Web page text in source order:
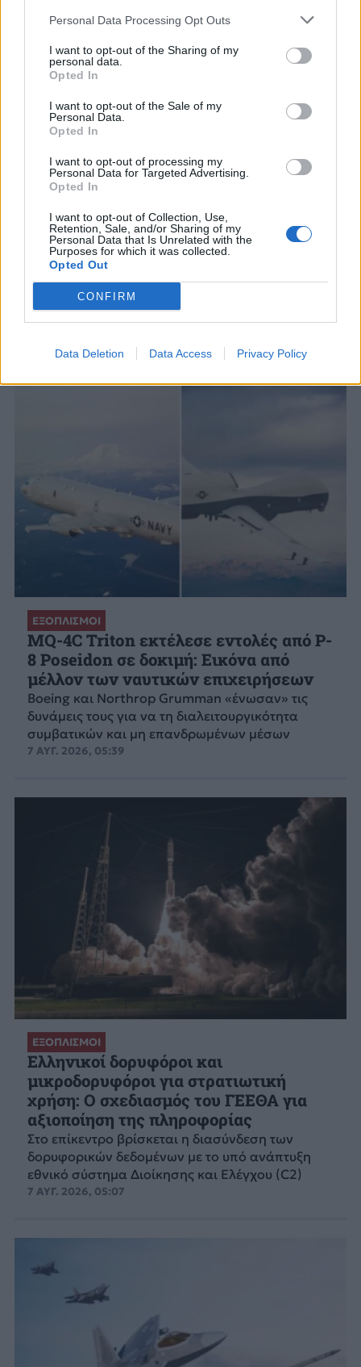
Personal Data Processing Opt Outs
I want to opt-out of the Sharing of my
personal data.
Opted In
I want to opt-out of the Sale of my
Personal Data.
Opted In
I want to opt-out of processing my
Personal Data for Targeted Advertising.
Opted In
I want to opt-out of Collection, Use,
Retention, Sale, and/or Sharing of my
Personal Data that Is Unrelated with the
Purposes for which it was collected.
Opted Out
CONFIRM
Data Deletion Data Access Privacy Policy
ΔΙΑΦΗΜΙΣΗ
ΣΧΕΤΙΚΑ ΑΡΘΡΑ
ΕΞΟΠΛΙΣΜΟΙ
MQ-4C Triton εκτέλεσε εντολές από P-
8 Poseidon σε δοκιμή: Εικόνα από
μέλλον των ναυτικών επιχειρήσεων
Boeing και Northrop Grumman «ένωσαν» τις
δυνάμεις τους για να τη διαλειτουργικότητα
συμβατικών και μη επανδρωμένων μέσων
7 ΑΥΓ. 2026, 05:39
ΕΞΟΠΛΙΣΜΟΙ
Ελληνικοί δορυφόροι και
μικροδορυφόροι για στρατιωτική
χρήση: Ο σχεδιασμός του ΓΕΕΘΑ για
αξιοποίηση της πληροφορίας
Στο επίκεντρο βρίσκεται η διασύνδεση των
δορυφορικών δεδομένων με το υπό ανάπτυξη
εθνικό σύστημα Διοίκησης και Ελέγχου (C2)
7 ΑΥΓ. 2026, 05:07